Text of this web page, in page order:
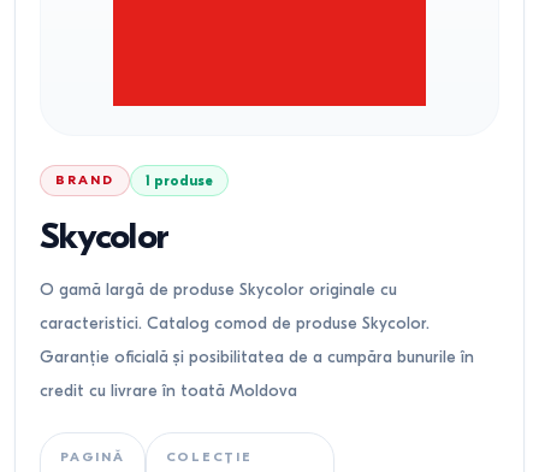
BRAND 1 produse
Skycolor
O gamă largă de produse Skycolor originale cu
caracteristici. Catalog comod de produse Skycolor.
Garanție oficială și posibilitatea de a cumpăra bunurile în
credit cu livrare în toată Moldova
PAGINĂ COLECȚIE